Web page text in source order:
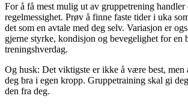
For å få mest mulig ut av gruppetrening handler
regelmessighet. Prøv å finne faste tider i uka
det som en avtale med deg selv. Variasjon er
gjerne styrke, kondisjon og bevegelighet for en
treningshverdag.
Og husk: Det viktigste er ikke å være best, men
deg bra i egen kropp. Gruppetraining skal gi
den fra deg.